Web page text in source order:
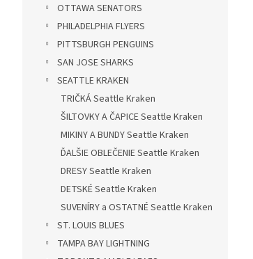
OTTAWA SENATORS
PHILADELPHIA FLYERS
PITTSBURGH PENGUINS
SAN JOSE SHARKS
SEATTLE KRAKEN
TRIČKÁ Seattle Kraken
ŠILTOVKY A ČAPICE Seattle Kraken
MIKINY A BUNDY Seattle Kraken
ĎALŠIE OBLEČENIE Seattle Kraken
DRESY Seattle Kraken
DETSKÉ Seattle Kraken
SUVENÍRY a OSTATNÉ Seattle Kraken
ST. LOUIS BLUES
TAMPA BAY LIGHTNING